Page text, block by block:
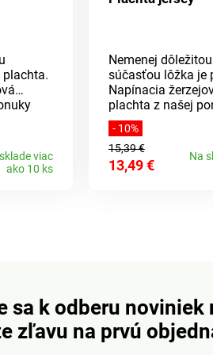
x 200 x
viac
ako 10 ks
Nemenej dôležitou
súčasťou lôžka je
Napínacia
plachta z našej
spĺňa všetky
na komfort a
mäkký materiál.
na dvojposteľ:
- 10%
15,39 €
13,49 €
Na
sa k odberu noviniek
zľavu na prvú